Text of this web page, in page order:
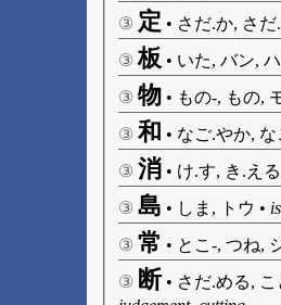
③ 定 • さだ.か, さ
③ 板 • いた, バン,
③ 物 • もの-, もの,
③ 和 • なご.やか,
③ 消 • け.す, き.え
③ 島 • しま, トウ •
③ 常 • とこ-, つね,
③ 断• さだ.める,